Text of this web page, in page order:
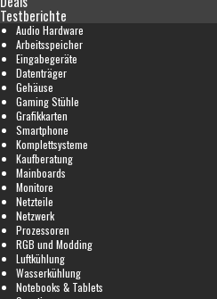
Testberichte
Audio Hardware
Arbeitsspeicher
Eingabegeräte
Datenträger
Gehäuse
Gaming Stühle
Grafikkarten
Smartphone
Komplettsysteme
Kaufberatung
Mainboards
Monitore
Netzteile
Netzwerk
Prozessoren
RGB und Modding
Luftkühlung
Wasserkühlung
Notebooks & Tablets